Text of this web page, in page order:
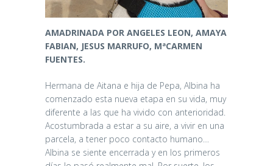
AMADRINADA POR ANGELES LEON, AMAYA
FABIAN, JESUS MARRUFO, MªCARMEN
FUENTES.
Hermana de Aitana e hija de Pepa, Albina ha
comenzado esta nueva etapa en su vida, muy
diferente a las que ha vivido con anterioridad.
Acostumbrada a estar a su aire, a vivir en una
parcela, a tener poco contacto humano…
Albina se siente encerrada y en los primeros